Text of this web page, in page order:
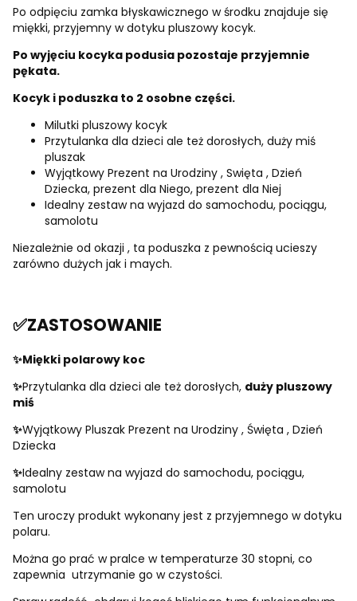
Po odpięciu zamka błyskawicznego w środku znajduje się
miękki, przyjemny w dotyku pluszowy kocyk.
Po wyjęciu kocyka podusia pozostaje przyjemnie
pękata.
Kocyk i poduszka to 2 osobne części.
Milutki pluszowy kocyk
Przytulanka dla dzieci ale też dorosłych, duży miś
pluszak
Wyjątkowy Prezent na Urodziny , Swięta , Dzień
Dziecka, prezent dla Niego, prezent dla Niej
Idealny zestaw na wyjazd do samochodu, pociągu,
samolotu
Niezależnie od okazji , ta poduszka z pewnością ucieszy
zarówno dużych jak i maych.
✅ZASTOSOWANIE
✨Miękki polarowy koc
✨Przytulanka dla dzieci ale też dorosłych, duży pluszowy
miś
✨Wyjątkowy Pluszak Prezent na Urodziny , Święta , Dzień
Dziecka
✨Idealny zestaw na wyjazd do samochodu, pociągu,
samolotu
Ten uroczy produkt wykonany jest z przyjemnego w dotyku
polaru.
Można go prać w pralce w temperaturze 30 stopni, co
zapewnia utrzymanie go w czystości.